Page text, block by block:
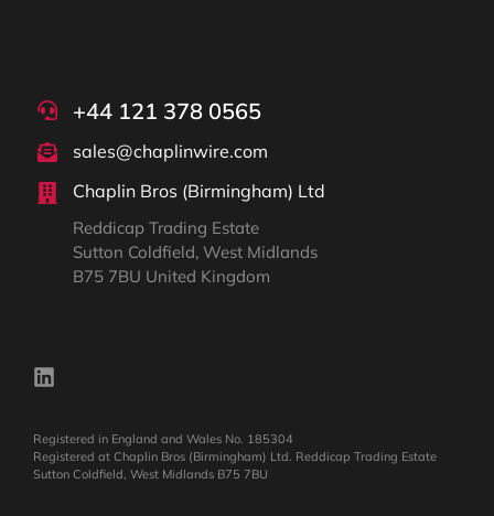
+44 121 378 0565
sales@chaplinwire.com
Chaplin Bros (Birmingham) Ltd
Reddicap Trading Estate
Sutton Coldfield, West Midlands
B75 7BU United Kingdom
Registered in England and Wales No. 185304
Registered at Chaplin Bros (Birmingham) Ltd. Reddicap Trading Estate
Sutton Coldfield, West Midlands B75 7BU